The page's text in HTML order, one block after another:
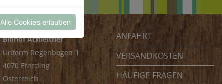
Biohof Achleitner
Unterm Regenbogen 1
4070 Eferding
Österreich
ANFAHRT
VERSANDKOSTEN
HÄUFIGE FRAGEN
Alle Cookies erlauben